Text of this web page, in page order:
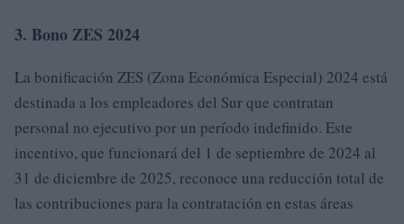
3. Bono ZES 2024
La bonificación ZES (Zona Económica Especial) 2024 está
destinada a los empleadores del Sur que contratan
personal no ejecutivo por un período indefinido. Este
incentivo, que funcionará del 1 de septiembre de 2024 al
31 de diciembre de 2025, reconoce una reducción total de
las contribuciones para la contratación en estas áreas